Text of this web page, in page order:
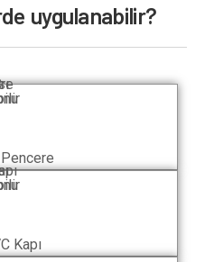
uygulanabilir?
Kapı